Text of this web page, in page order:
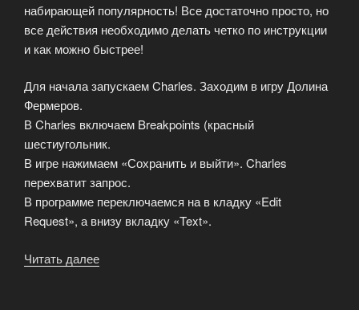
набирающей популярность! Все достаточно просто, но
все действия необходимо делать четко по инструкции
и как можно быстрее!
Для начала запускаем Charles. Заходим в игру Долина
Фермеров.
В Charles включаем Breakpoints (красный
шестиугольник.
В игре нажимаем «Сохранить и выйти». Charles
перехватит запрос.
В программе переключаемся на в кладку «Edit
Request», а внизу вкладку «Text».
Читать далее